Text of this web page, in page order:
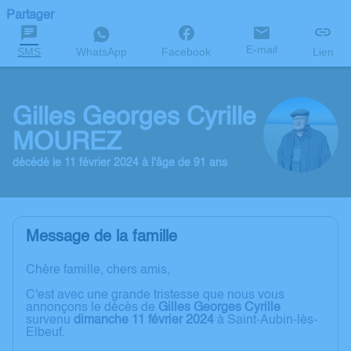
Partager
SMS WhatsApp Facebook E-mail Lien
Gilles Georges Cyrille
MOUREZ
décédé le 11 février 2024 à l'âge de 91 ans
Message de la famille
Chère famille, chers amis,
C'est avec une grande tristesse que nous vous
annonçons le décès de Gilles Georges Cyrille
survenu dimanche 11 février 2024 à Saint-Aubin-lès-
Elbeuf.